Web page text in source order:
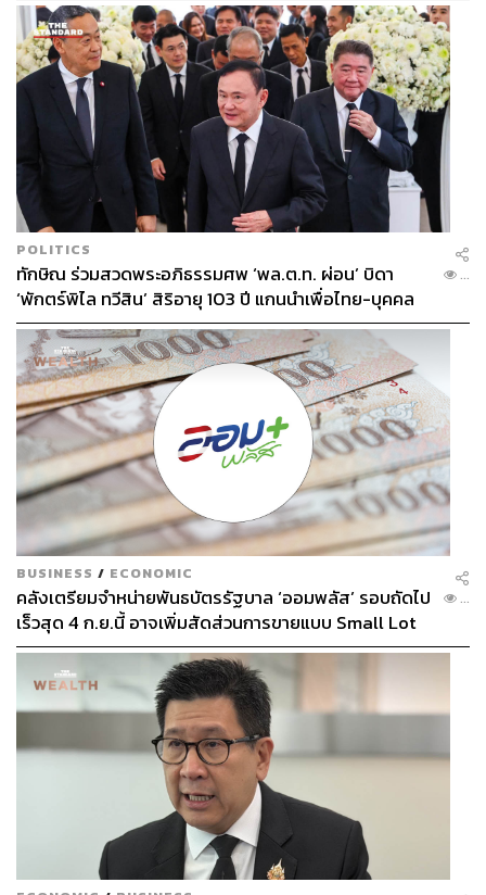
POLITICS
ทักษิณ ร่วมสวดพระอภิธรรมศพ ‘พล.ต.ท. ผ่อน’ บิดา
‘พักตร์พิไล ทวีสิน’ สิริอายุ 103 ปี แกนนำเพื่อไทย-บุคคล
หลากวงการร่วมอาลัย
...
BUSINESS / ECONOMIC
คลังเตรียมจำหน่ายพันธบัตรรัฐบาล ‘ออมพลัส’ รอบถัดไป
เร็วสุด 4 ก.ย.นี้ อาจเพิ่มสัดส่วนการขายแบบ Small Lot
First มากขึ้น
...